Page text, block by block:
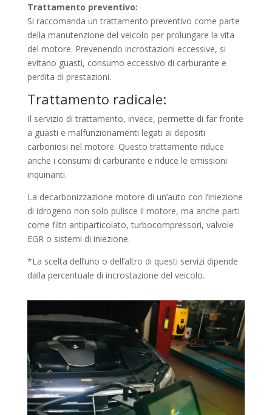
Trattamento preventivo:
Si raccomanda un trattamento preventivo come parte
della manutenzione del veicolo per prolungare la vita
del motore. Prevenendo incrostazioni eccessive, si
evitano guasti, consumo eccessivo di carburante e
perdita di prestazioni.
Trattamento radicale:
Il servizio di trattamento, invece, permette di far fronte
a guasti e malfunzionamenti legati ai depositi
carboniosi nel motore. Questo trattamento riduce
anche i consumi di carburante e riduce le emissioni
inquinanti.
La decarbonizzazione motore di un’auto con l’iniezione
di idrogeno non solo pulisce il motore, ma anche parti
come filtri antiparticolato, turbocompressori, valvole
EGR o sistemi di iniezione.
*La scelta dell’uno o dell’altro di questi servizi dipende
dalla percentuale di incrostazione del veicolo.